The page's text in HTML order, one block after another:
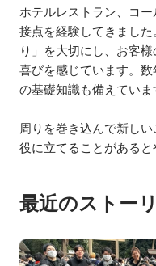
ホテルレストラン、コ
接点を経験してきまし
り」を大切にし、お客
喜びを感じています。
の基礎知識も備えていま
周りを巻き込んで新し
役に立てることがあると
最近のストー